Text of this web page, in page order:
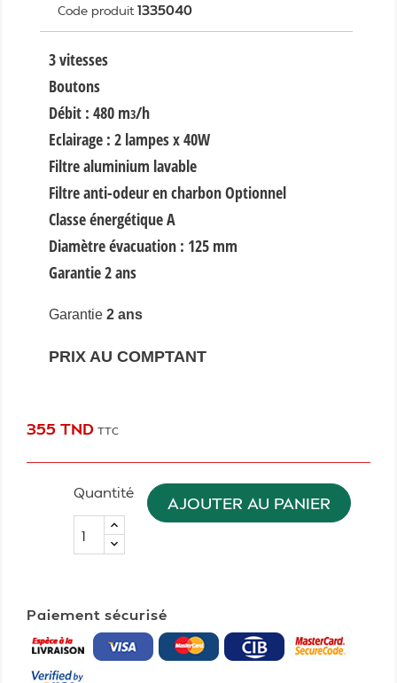
Code produit 1335040
3 vitesses
Boutons
Débit : 480 m3/h
Eclairage : 2 lampes x 40W
Filtre aluminium lavable
Filtre anti-odeur en charbon Optionnel
Classe énergétique A
Diamètre évacuation : 125 mm
Garantie 2 ans
Garantie 2 ans
PRIX AU COMPTANT
355 TND TTC
Quantité
AJOUTER AU PANIER
Paiement sécurisé